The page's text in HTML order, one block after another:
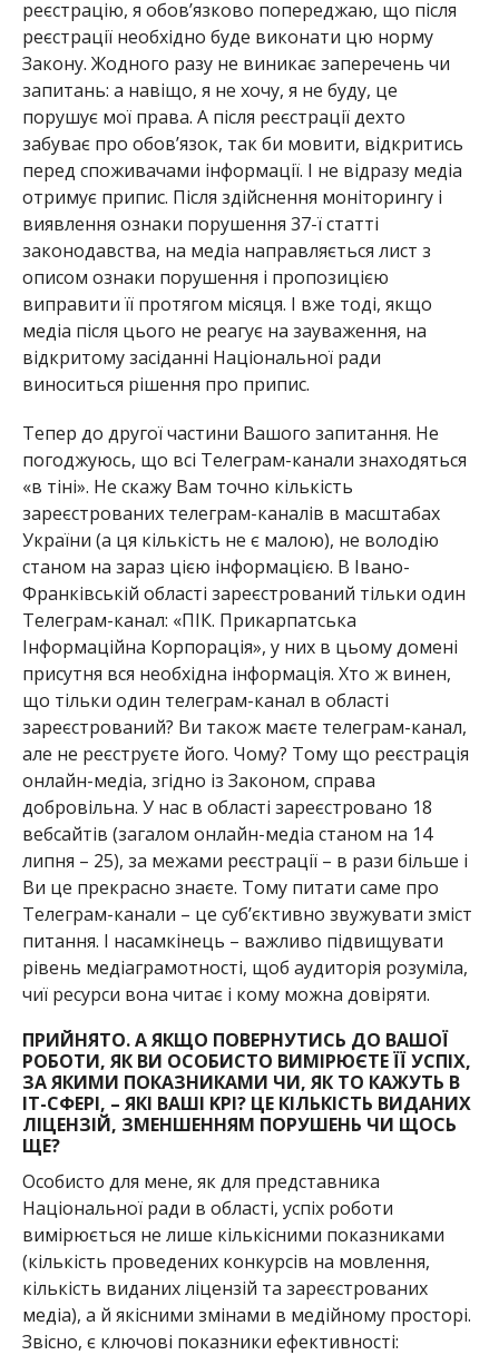
реєстрацію, я обов’язково попереджаю, що після
реєстрації необхідно буде виконати цю норму
Закону. Жодного разу не виникає заперечень чи
запитань: а навіщо, я не хочу, я не буду, це
порушує мої права. А після реєстрації дехто
забуває про обов’язок, так би мовити, відкритись
перед споживачами інформації. І не відразу медіа
отримує припис. Після здійснення моніторингу і
виявлення ознаки порушення 37-ї статті
законодавства, на медіа направляється лист з
описом ознаки порушення і пропозицією
виправити її протягом місяця. І вже тоді, якщо
медіа після цього не реагує на зауваження, на
відкритому засіданні Національної ради
виноситься рішення про припис.
Тепер до другої частини Вашого запитання. Не
погоджуюсь, що всі Телеграм-канали знаходяться
«в тіні». Не скажу Вам точно кількість
зареєстрованих телеграм-каналів в масштабах
України (а ця кількість не є малою), не володію
станом на зараз цією інформацією. В Івано-
Франківській області зареєстрований тільки один
Телеграм-канал: «ПІК. Прикарпатська
Інформаційна Корпорація», у них в цьому домені
присутня вся необхідна інформація. Хто ж винен,
що тільки один телеграм-канал в області
зареєстрований? Ви також маєте телеграм-канал,
але не реєструєте його. Чому? Тому що реєстрація
онлайн-медіа, згідно із Законом, справа
добровільна. У нас в області зареєстровано 18
вебсайтів (загалом онлайн-медіа станом на 14
липня – 25), за межами реєстрації – в рази більше і
Ви це прекрасно знаєте. Тому питати саме про
Телеграм-канали – це суб’єктивно звужувати зміст
питання. І насамкінець – важливо підвищувати
рівень медіаграмотності, щоб аудиторія розуміла,
чиї ресурси вона читає і кому можна довіряти.
ПРИЙНЯТО. А ЯКЩО ПОВЕРНУТИСЬ ДО ВАШОЇ
РОБОТИ, ЯК ВИ ОСОБИСТО ВИМІРЮЄТЕ ЇЇ УСПІХ,
ЗА ЯКИМИ ПОКАЗНИКАМИ ЧИ, ЯК ТО КАЖУТЬ В
ІТ-СФЕРІ, – ЯКІ ВАШІ KPI? ЦЕ КІЛЬКІСТЬ ВИДАНИХ
ЛІЦЕНЗІЙ, ЗМЕНШЕННЯМ ПОРУШЕНЬ ЧИ ЩОСЬ
ЩЕ?
Особисто для мене, як для представника
Національної ради в області, успіх роботи
вимірюється не лише кількісними показниками
(кількість проведених конкурсів на мовлення,
кількість виданих ліцензій та зареєстрованих
медіа), а й якісними змінами в медійному просторі.
Звісно, є ключові показники ефективності: